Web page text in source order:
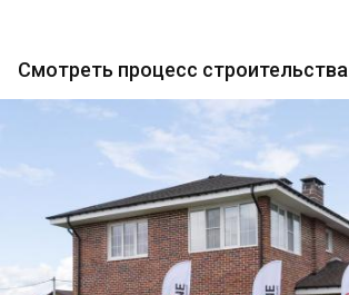
Смотреть процесс строительства